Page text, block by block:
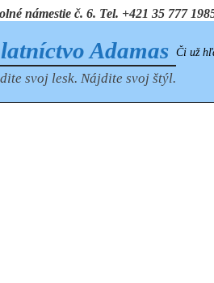
námestie č. 6. Tel. +421 35 777
Adamas
svoj lesk. Nájdite svoj štýl.
Či už